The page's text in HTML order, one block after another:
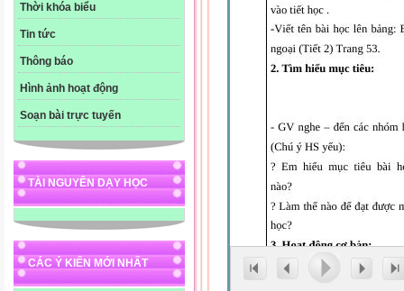
Thời khóa biểu
Tin tức
Thông báo
Hình ảnh hoạt động
Soạn bài trực tuyến
TÀI NGUYÊN DẠY HỌC
CÁC Ý KIẾN MỚI NHẤT